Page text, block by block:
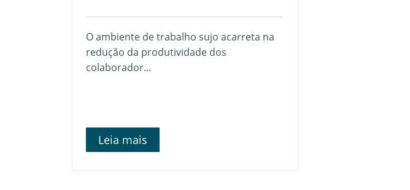
O ambiente de trabalho sujo acarreta na
redução da produtividade dos
colaborador...
Leia mais